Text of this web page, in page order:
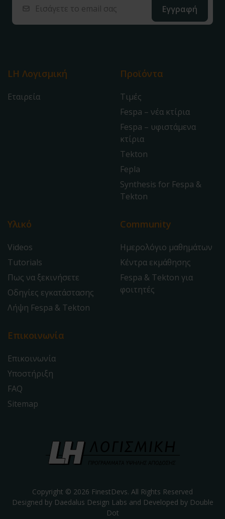
LH Λογισμική
Εταιρεία
Προϊόντα
Τιμές
Fespa – νέα κτίρια
Fespa – υφιστάμενα
κτίρια
Tekton
Fepla
Synthesis for Fespa &
Tekton
Υλικό
Videos
Tutorials
Πως να ξεκινήσετε
Οδηγίες εγκατάστασης
Λήψη Fespa & Tekton
Community
Ημερολόγιο μαθημάτων
Κέντρα εκμάθησης
Fespa & Tekton για
φοιτητές
Επικοινωνία
Επικοινωνία
Υποστήριξη
FAQ
Sitemap
Copyright © 2026 FinestDevs. All Rights Reserved
Designed by Daedalus Design Labs and Developed by Double
Dot